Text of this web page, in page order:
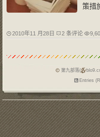
策措
发放
预；
2010年11 月28日 2 条评论
第九部落(
Entries